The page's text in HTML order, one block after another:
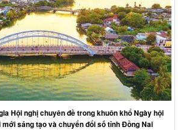
Hội nghị chuyên đề trong khuôn khổ Ngày hội
mới sáng tạo và chuyển đổi số tỉnh Đồng Nai